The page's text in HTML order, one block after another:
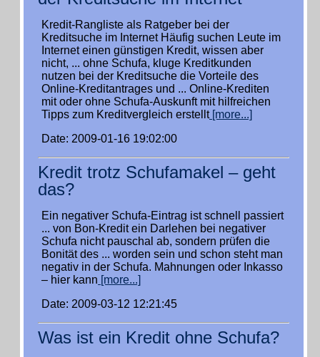
Kredit-Rangliste als Ratgeber bei der
Kreditsuche im Internet Häufig suchen Leute im
Internet einen günstigen Kredit, wissen aber
nicht, ... ohne Schufa, kluge Kreditkunden
nutzen bei der Kreditsuche die Vorteile des
Online-Kreditantrages und ... Online-Krediten
mit oder ohne Schufa-Auskunft mit hilfreichen
Tipps zum Kreditvergleich erstellt[more...]
Date: 2009-01-16 19:02:00
Kredit trotz Schufamakel – geht
das?
Ein negativer Schufa-Eintrag ist schnell passiert
... von Bon-Kredit ein Darlehen bei negativer
Schufa nicht pauschal ab, sondern prüfen die
Bonität des ... worden sein und schon steht man
negativ in der Schufa. Mahnungen oder Inkasso
– hier kann [more...]
Date: 2009-03-12 12:21:45
Was ist ein Kredit ohne Schufa?